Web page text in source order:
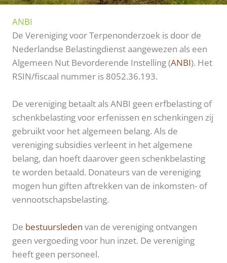
ANBI
De Vereniging voor Terpenonderzoek is door de
Nederlandse Belastingdienst aangewezen als een
Algemeen Nut Bevorderende Instelling (ANBI). Het
RSIN/fiscaal nummer is 8052.36.193.
De vereniging betaalt als ANBI geen erfbelasting of
schenkbelasting voor erfenissen en schenkingen zij
gebruikt voor het algemeen belang. Als de
vereniging subsidies verleent in het algemene
belang, dan hoeft daarover geen schenkbelasting
te worden betaald. Donateurs van de vereniging
mogen hun giften aftrekken van de inkomsten- of
vennootschapsbelasting.
De bestuursleden van de vereniging ontvangen
geen vergoeding voor hun inzet. De vereniging
heeft geen personeel.